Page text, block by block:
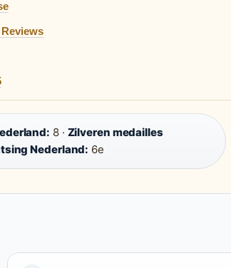
8 · Zilveren medailles
Nederland: 6e